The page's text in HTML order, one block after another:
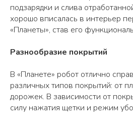
подзарядки и слива
хорошо вписалась в интерьер
«Планеты», став его
Разнообразие покрытий
В «Планете» робот отлично
различных типов покрытий: от
дорожек. В зависимости от
силу нажатия щетки и режим